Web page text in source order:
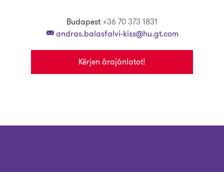
Budapest +36 70 373 1831
andras.balasfalvi-kiss@hu.gt.com
Kérjen árajánlatot!